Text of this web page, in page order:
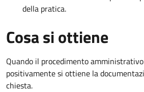
della pratica.
Cosa si ottiene
Quando il procedimento
positivamente si ottiene la
chiesta.